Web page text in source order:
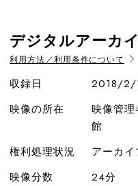
デジタルアーカ
利用方法／利用条件について
収録日
2018/2/
映像の所在
映像管理
館
権利処理状況
アーカイ
映像分数
24分